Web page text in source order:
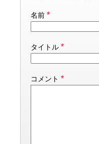
名前 *
タイトル *
コメント *